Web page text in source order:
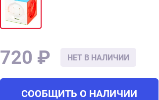
НЕТ В НАЛИЧИИ
720 ₽
СООБЩИТЬ О НАЛИЧИИ